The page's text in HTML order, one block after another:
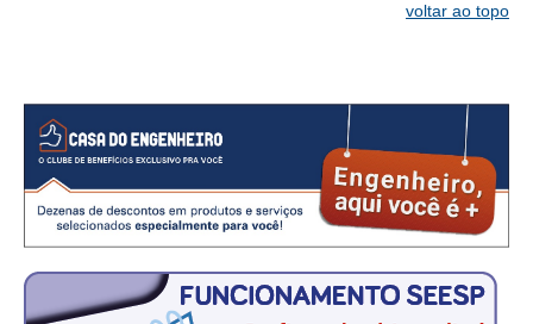
OPORTUNIDADES
APRESENTAÇÃO
EMPREGO E ESTÁGIO
AUTÔNOMOS E SERVIÇOS
voltar ao topo